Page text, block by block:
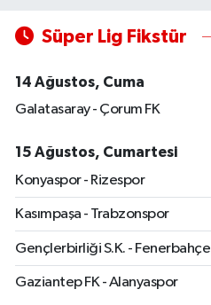
Süper Lig Fikstür
14 Ağustos, Cuma
Galatasaray - Çorum FK
15 Ağustos, Cumartesi
Konyaspor - Rizespor
Kasımpaşa - Trabzonspor
Gençlerbirliği S.K. - Fenerbahçe
Gaziantep FK - Alanyaspor